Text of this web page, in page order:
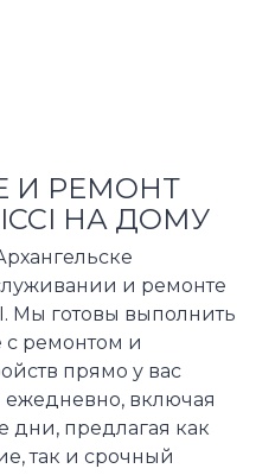
И РЕМОНТ
НА ДОМУ
и ремонте
Мы готовы выполнить
с ремонтом и
прямо у вас
включая
предлагая как
так и срочный